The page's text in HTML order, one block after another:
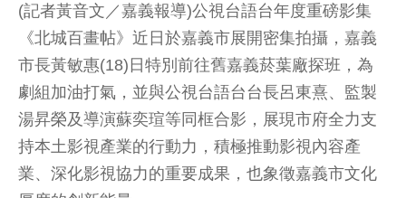
(記者黃音文／嘉義報導)公視台語台年度重磅影集
《北城百畫帖》近日於嘉義市展開密集拍攝，嘉義
市長黃敏惠(18)日特別前往舊嘉義菸葉廠探班，為
劇組加油打氣，並與公視台語台台長呂東熹、監製
湯昇榮及導演蘇奕瑄等同框合影，展現市府全力支
持本土影視產業的行動力，積極推動影視內容產
業、深化影視協力的重要成果，也象徵嘉義市文化